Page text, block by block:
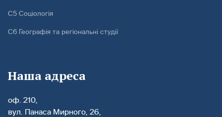
С5 Соціологія
С6 Географія та регіональні студії
Наша адреса
оф. 210,
вул. Панаса Мирного, 26,